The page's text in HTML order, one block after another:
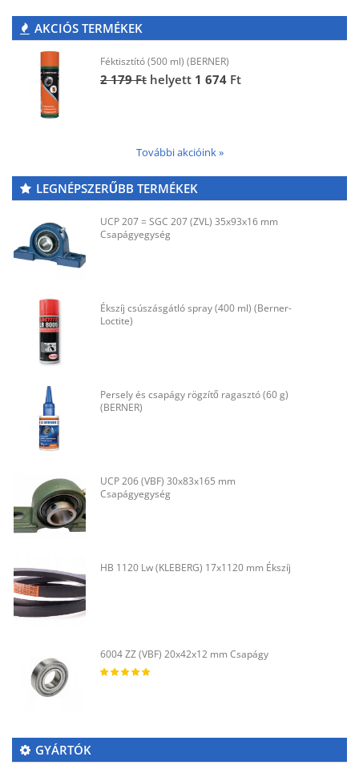
AKCIÓS TERMÉKEK
Féktisztító (500 ml) (BERNER)
2 179 Ft helyett 1 674 Ft
További akcióink »
LEGNÉPSZERŰBB TERMÉKEK
UCP 207 = SGC 207 (ZVL) 35x93x16 mm
Csapágyegység
Ékszíj csúszásgátló spray (400 ml) (Berner-
Loctite)
Persely és csapágy rögzítő ragasztó (60 g)
(BERNER)
UCP 206 (VBF) 30x83x165 mm
Csapágyegység
HB 1120 Lw (KLEBERG) 17x1120 mm Ékszíj
6004 ZZ (VBF) 20x42x12 mm Csapágy
GYÁRTÓK